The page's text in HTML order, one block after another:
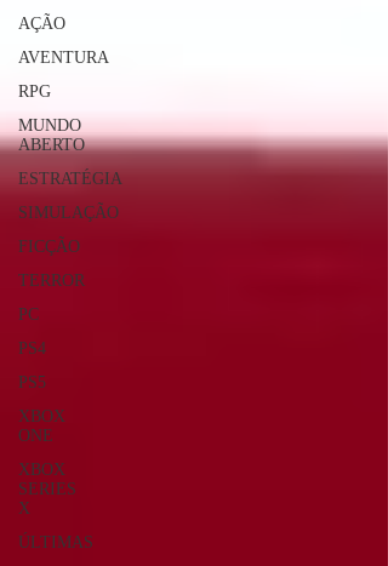
AÇÃO
AVENTURA
RPG
MUNDO
ABERTO
ESTRATÉGIA
SIMULAÇÃO
FICÇÃO
TERROR
PC
PS4
PS5
XBOX
ONE
XBOX
SERIES
X
ÚLTIMAS